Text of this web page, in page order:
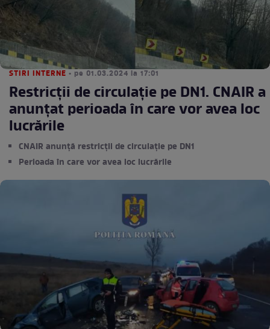
STIRI INTERNE • pe 01.03.2024 la 17:01
Restricții de circulație pe DN1. CNAIR a
anunțat perioada în care vor avea loc
lucrările
CNAIR anunță restricții de circulație pe DN1
Perioada în care vor avea loc lucrările